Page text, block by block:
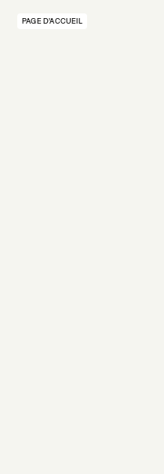
PAGE D’ACCUEIL